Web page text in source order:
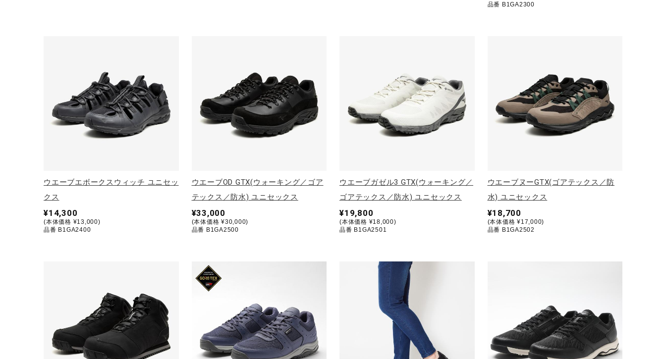
メディカル
コラボ／ライセンス
品番 B1GA2300
ウエーブエボークスウィッチ ユニセッ
クス
¥14,300
(本体価格 ¥13,000)
品番 B1GA2400
ウエーブOD GTX(ウォーキング／ゴア
テックス／防水) ユニセックス
¥33,000
(本体価格 ¥30,000)
品番 B1GA2500
ウエーブガゼル3 GTX(ウォーキング／
ゴアテックス／防水) ユニセックス
¥19,800
(本体価格 ¥18,000)
品番 B1GA2501
ウエーブヌーGTX(ゴアテックス／防
水) ユニセックス
¥18,700
(本体価格 ¥17,000)
品番 B1GA2502